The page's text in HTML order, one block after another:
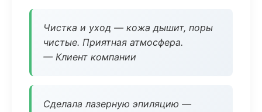
Чистка и уход — кожа дышит, поры
чистые. Приятная атмосфера.
— Клиент компании
Сделала лазерную эпиляцию —